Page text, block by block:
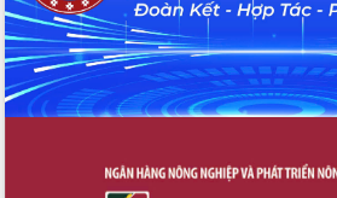
Xây dựng nông thôn mới: Nâng cao đời
sống người dân từ những mô hình thiết
thực
Quyết liệt tháo gỡ vướng mắc, đẩy
nhanh tiến độ các dự án trọng điểm
Hòn Yến phát triển du lịch gắn với bảo